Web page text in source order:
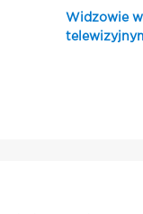
Widzowie